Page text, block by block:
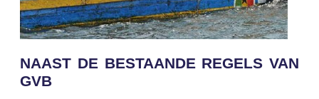
NAAST DE BESTAANDE REGELS VAN
GVB